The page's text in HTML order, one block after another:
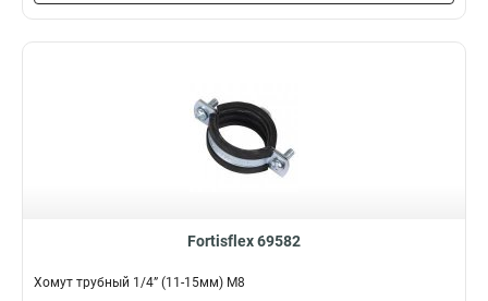
Fortisflex 69582
Хомут трубный 1/4” (11-15мм) М8